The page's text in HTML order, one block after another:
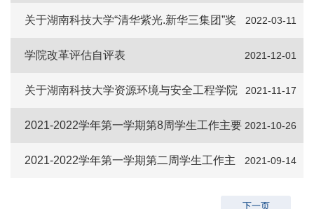
学金 评审结果的公示 2022-03-11
关于湖南科技大学“清华紫光.新华三集团”奖
学金评审结果的公示 2021-12-01
学院改革评估自评表
2021-11-17
关于湖南科技大学资源环境与安全工程学院
2021-2022学年学生干部拟聘人选的公示（试用）2021-10-26
2021-2022学年第一学期第8周学生工作主要
活动安排表 2021-09-14
2021-2022学年第一学期第二周学生工作主
下一页